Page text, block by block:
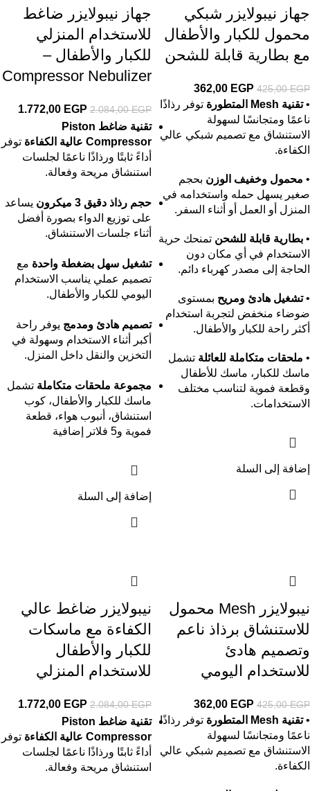
جهاز نيبولايزر شبكي
محمول للكبار والأطفال
مع بطارية قابلة للشحن
425,00EGP
362,00 EGP
•تقنية Mesh المتطورة
توفر رذاذًا
ناعمًا ومتجانسًا لسهولة
الاستنشاق مع تصميم شبكي عالي
الكفاءة.
• محمول وخفيف الوزن بحجم
صغير يسهل حمله واستخدامه في
المنزل أو العمل أو أثناء السفر.
• بطارية قابلة للشحن تمنحك حرية
الاستخدام في أي مكان دون
الحاجة إلى مصدر كهرباء دائم.
•تشغيل هادئ ومريح بمستوى
ضوضاء منخفض لتجربة استخدام
أكثر راحة للكبار والأطفال.
• ملحقات متكاملة للعائلة تشمل
ماسك للكبار، ماسك للأطفال
وقطعة فموية لتناسب مختلف
الاستخدامات.
إضافة إلى السلة
جهاز نيبولايزر ضاغط
للاستخدام المنزلي
للكبار والأطفال –
Compressor Nebulizer
2.084,00EGP
1.772,00 EGP
تقنية ضاغط Piston
Compressor عالية الكفاءة
توفر
أداءً ثابتًا ورذاذًا ناعمًا لجلسات
استنشاق مريحة وفعالة.
حجم رذاذ دقيق 3 ميكرون
يساعد
على توزيع الدواء بصورة أفضل
أثناء جلسات الاستنشاق.
تشغيل سهل بضغطة واحدة مع
تصميم عملي يناسب الاستخدام
اليومي للكبار والأطفال.
تصميم هادئ ومدمج يوفر راحة
أكبر أثناء الاستخدام وسهولة في
التخزين والنقل داخل المنزل.
مجموعة ملحقات متكاملة تشمل
ماسك للكبار والأطفال، كوب
استنشاق، أنبوب هواء، قطعة
فموية و5 فلاتر إضافية
إضافة إلى السلة
نيبولايزر Mesh محمول
للاستنشاق برذاذ ناعم
وتصميم هادئ
للاستخدام اليومي
425,00EGP
362,00 EGP
•تقنية Mesh المتطورة
توفر رذاذًا
ناعمًا ومتجانسًا لسهولة
الاستنشاق مع تصميم شبكي عالي
الكفاءة.
نيبولايزر ضاغط عالي
الكفاءة مع ماسكات
للكبار والأطفال
للاستخدام المنزلي
2.084,00EGP
1.772,00 EGP
تقنية ضاغط Piston
Compressor عالية الكفاءة
توفر
أداءً ثابتًا ورذاذًا ناعمًا لجلسات
استنشاق مريحة وفعالة.